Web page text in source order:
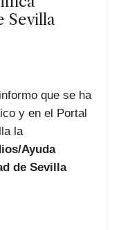
Sevilla
que se ha
y en el Portal
la
Ayuda
de Sevilla